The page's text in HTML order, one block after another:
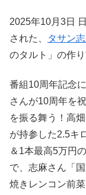
2025年10月3日
された、
タサン
のタルト」の作
番組10周年記念
さんが10周年を
を振る舞う！高
が持参した2.5キ
＆1本最高5万円
で、志麻さん「
焼きレンコン前